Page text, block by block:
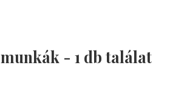
- 1 db találat